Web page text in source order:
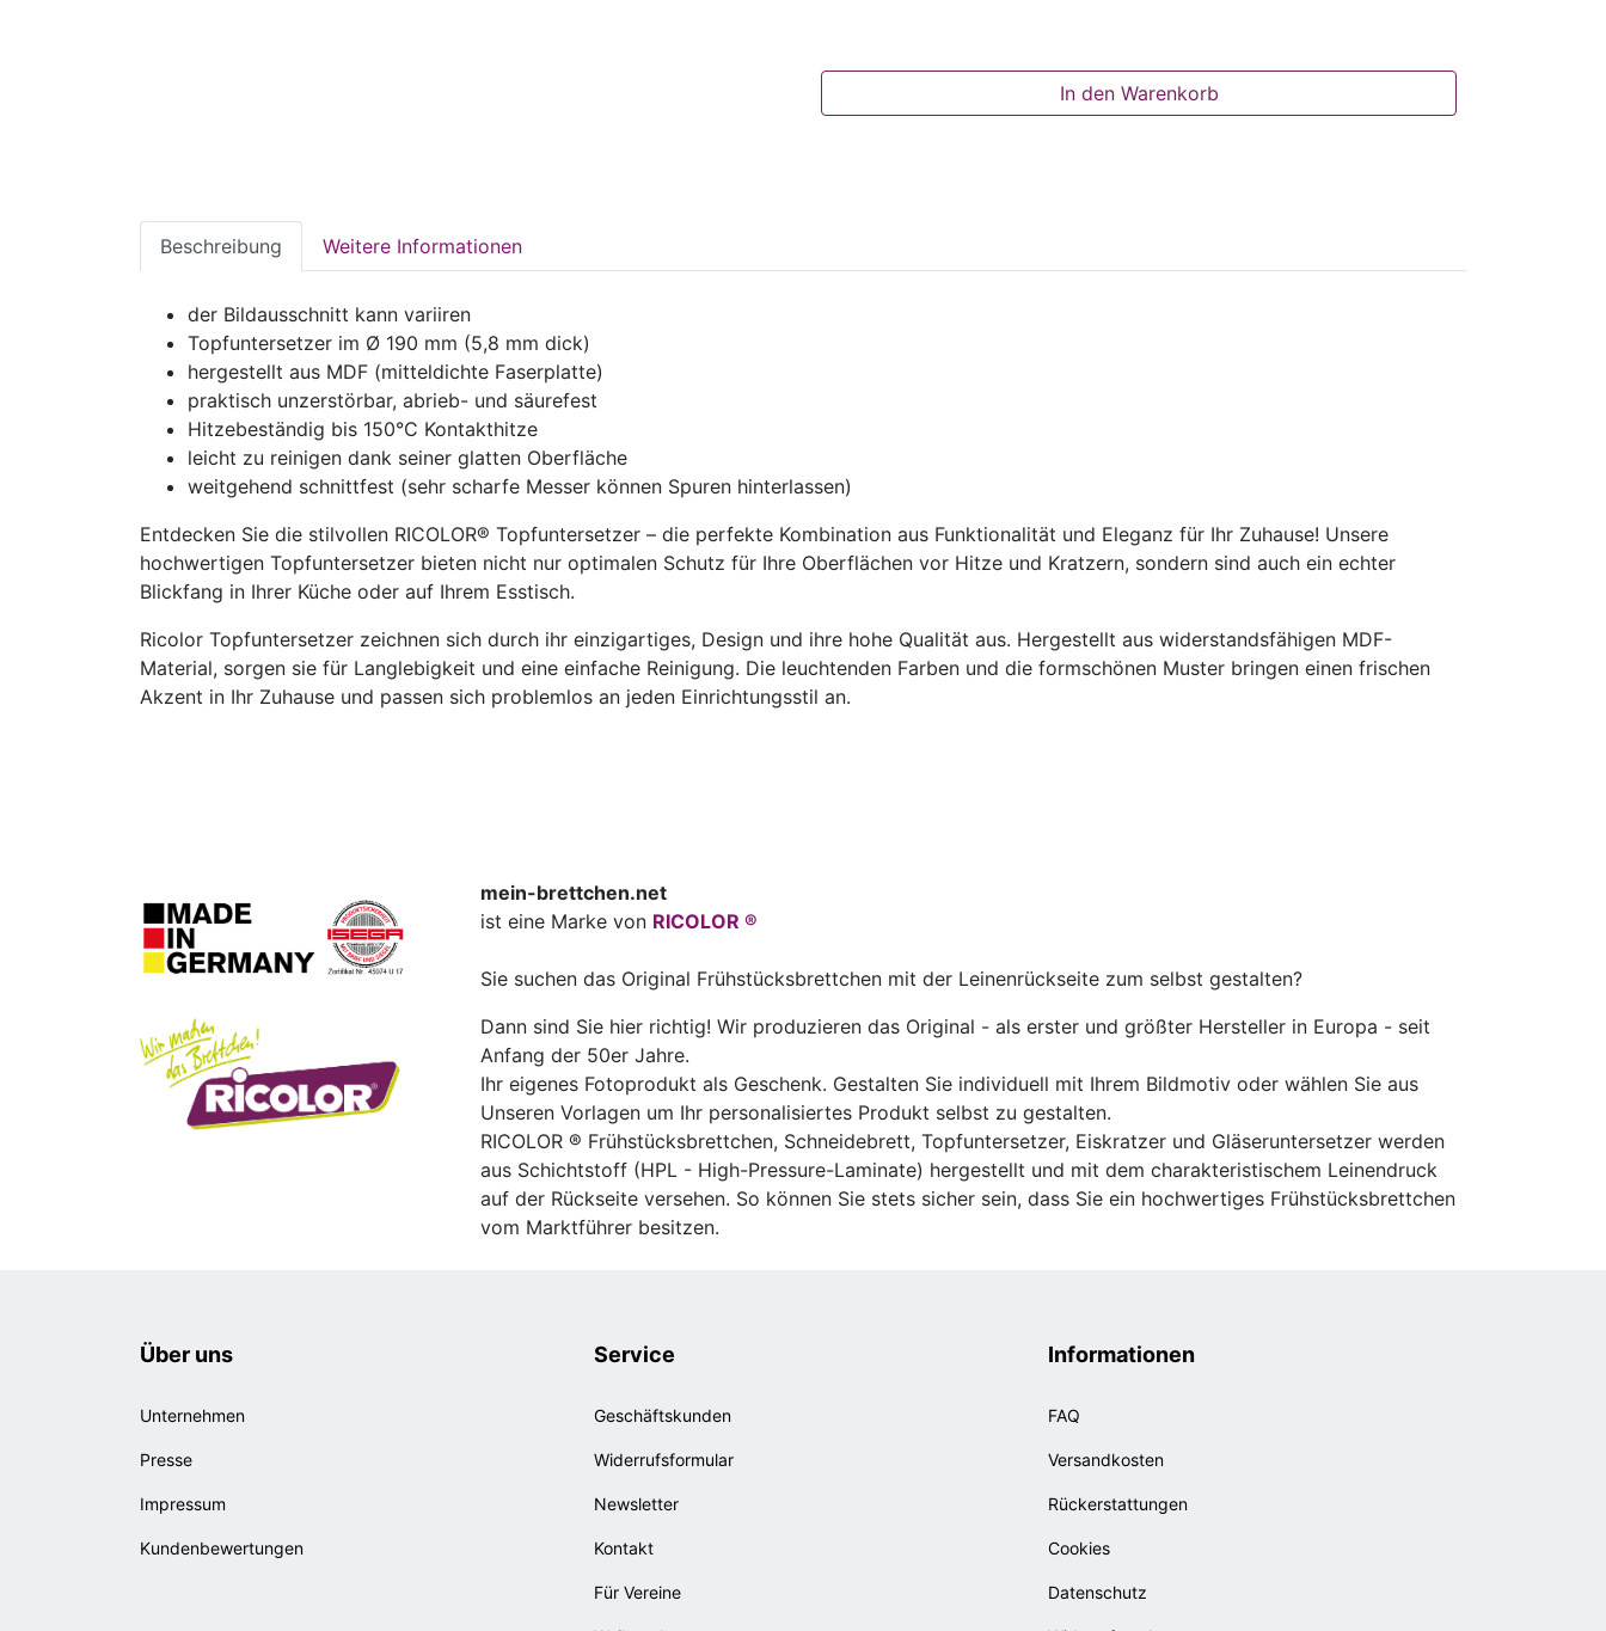
In den Warenkorb
Beschreibung Weitere Informationen
der Bildausschnitt kann variiren
Topfuntersetzer im Ø 190 mm (5,8 mm dick)
hergestellt aus MDF (mitteldichte Faserplatte)
praktisch unzerstörbar, abrieb- und säurefest
Hitzebeständig bis 150°C Kontakthitze
leicht zu reinigen dank seiner glatten Oberfläche
weitgehend schnittfest (sehr scharfe Messer können Spuren hinterlassen)
Entdecken Sie die stilvollen RICOLOR® Topfuntersetzer – die perfekte Kombination aus Funktionalität und Eleganz für Ihr Zuhause! Unsere
hochwertigen Topfuntersetzer bieten nicht nur optimalen Schutz für Ihre Oberflächen vor Hitze und Kratzern, sondern sind auch ein echter
Blickfang in Ihrer Küche oder auf Ihrem Esstisch.
Ricolor Topfuntersetzer zeichnen sich durch ihr einzigartiges, Design und ihre hohe Qualität aus. Hergestellt aus widerstandsfähigen MDF-
Material, sorgen sie für Langlebigkeit und eine einfache Reinigung. Die leuchtenden Farben und die formschönen Muster bringen einen frischen
Akzent in Ihr Zuhause und passen sich problemlos an jeden Einrichtungsstil an.
mein-brettchen.net
ist eine Marke von RICOLOR ®
Sie suchen das Original Frühstücksbrettchen mit der Leinenrückseite zum selbst gestalten?
Dann sind Sie hier richtig! Wir produzieren das Original - als erster und größter Hersteller in Europa - seit
Anfang der 50er Jahre.
Ihr eigenes Fotoprodukt als Geschenk. Gestalten Sie individuell mit Ihrem Bildmotiv oder wählen Sie aus
Unseren Vorlagen um Ihr personalisiertes Produkt selbst zu gestalten.
RICOLOR ® Frühstücksbrettchen, Schneidebrett, Topfuntersetzer, Eiskratzer und Gläseruntersetzer werden
aus Schichtstoff (HPL - High-Pressure-Laminate) hergestellt und mit dem charakteristischem Leinendruck
auf der Rückseite versehen. So können Sie stets sicher sein, dass Sie ein hochwertiges Frühstücksbrettchen
vom Marktführer besitzen.
Über uns
Unternehmen
Presse
Impressum
Kundenbewertungen
Service
Geschäftskunden
Widerrufsformular
Newsletter
Kontakt
Für Vereine
Informationen
FAQ
Versandkosten
Rückerstattungen
Cookies
Datenschutz